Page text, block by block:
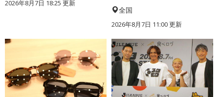
2026年8月7日 18:25 更新
全国
2026年8月7日 11:00更新